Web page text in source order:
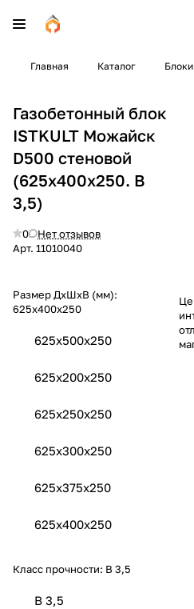
Главная Каталог Блоки
Газобетонный блок
ISTKULT Можайск
D500 стеновой
(625x400x250. B
3,5)
0
Нет отзывов
Арт. 11010040
Размер ДхШхВ (мм):
625x400x250
625x500x250
625x200x250
625x250x250
625x300x250
625x375x250
625x400x250
Класс прочности: B 3,5
B 3,5